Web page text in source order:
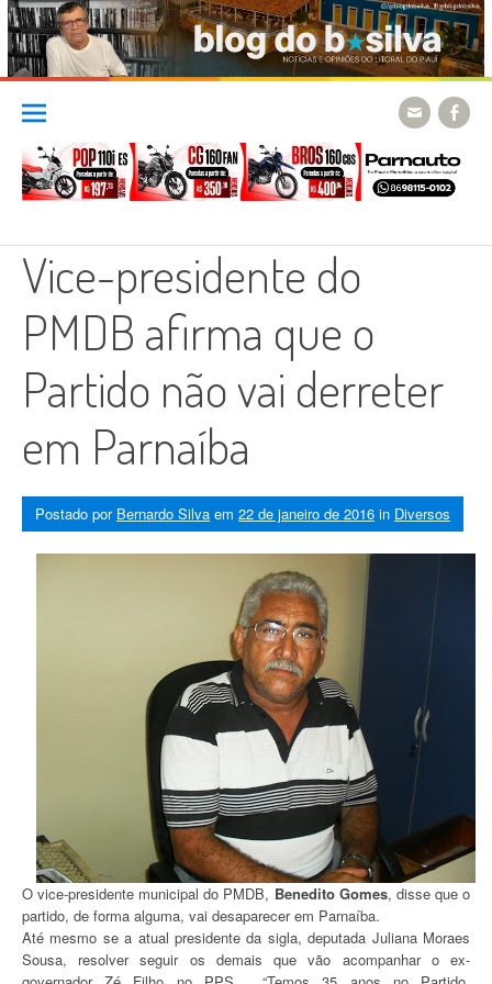
Skip
content
Vice-presidente do
PMDB afirma que o
Partido não vai derreter
em Parnaíba
Postado por Bernardo Silva em 22 de janeiro de 2016 in Diversos
O vice-presidente municipal do PMDB, Benedito Gomes, disse que o
partido, de forma alguma, vai desaparecer em Parnaíba.
Até mesmo se a atual presidente da sigla, deputada Juliana Moraes
Sousa, resolver seguir os demais que vão acompanhar o ex-